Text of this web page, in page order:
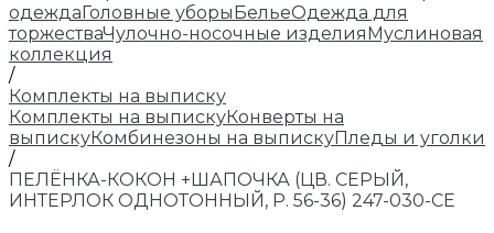
одеждаГоловные уборыБельеОдежда для
торжестваЧулочно-носочные изделияМуслиновая
коллекция
/
Комплекты на выписку
Комплекты на выпискуКонверты на
выпискуКомбинезоны на выпискуПледы и уголки
/
ПЕЛЁНКА-КОКОН +ШАПОЧКА (ЦВ. СЕРЫЙ,
ИНТЕРЛОК ОДНОТОННЫЙ, Р. 56-36) 247-030-СЕ